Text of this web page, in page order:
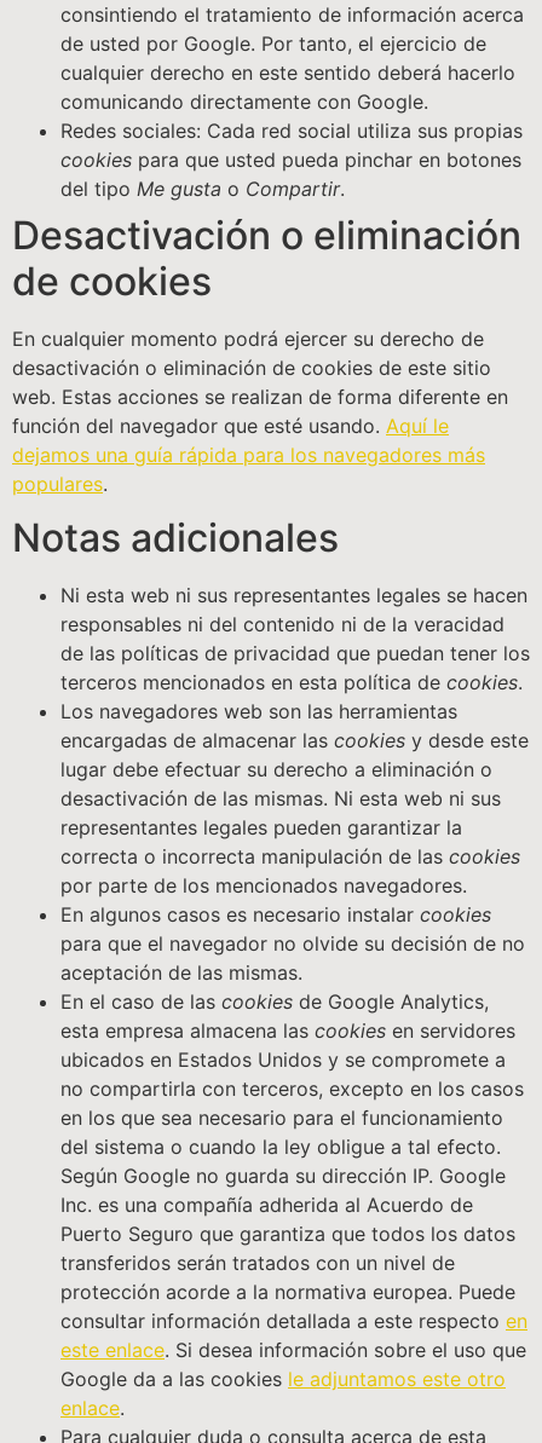
consintiendo el tratamiento de información acerca
de usted por Google. Por tanto, el ejercicio de
cualquier derecho en este sentido deberá hacerlo
comunicando directamente con Google.
Redes sociales: Cada red social utiliza sus propias
cookies para que usted pueda pinchar en botones
del tipo Me gusta o Compartir.
Desactivación o eliminación
de cookies
En cualquier momento podrá ejercer su derecho de
desactivación o eliminación de cookies de este sitio
web. Estas acciones se realizan de forma diferente en
función del navegador que esté usando. Aquí le
dejamos una guía rápida para los navegadores más
populares.
Notas adicionales
Ni esta web ni sus representantes legales se hacen
responsables ni del contenido ni de la veracidad
de las políticas de privacidad que puedan tener los
terceros mencionados en esta política de cookies.
Los navegadores web son las herramientas
encargadas de almacenar las cookies y desde este
lugar debe efectuar su derecho a eliminación o
desactivación de las mismas. Ni esta web ni sus
representantes legales pueden garantizar la
correcta o incorrecta manipulación de las cookies
por parte de los mencionados navegadores.
En algunos casos es necesario instalar cookies
para que el navegador no olvide su decisión de no
aceptación de las mismas.
En el caso de las cookies de Google Analytics,
esta empresa almacena las cookies en servidores
ubicados en Estados Unidos y se compromete a
no compartirla con terceros, excepto en los casos
en los que sea necesario para el funcionamiento
del sistema o cuando la ley obligue a tal efecto.
Según Google no guarda su dirección IP. Google
Inc. es una compañía adherida al Acuerdo de
Puerto Seguro que garantiza que todos los datos
transferidos serán tratados con un nivel de
protección acorde a la normativa europea. Puede
consultar información detallada a este respecto en
este enlace. Si desea información sobre el uso que
Google da a las cookies le adjuntamos este otro
enlace.
Para cualquier duda o consulta acerca de esta